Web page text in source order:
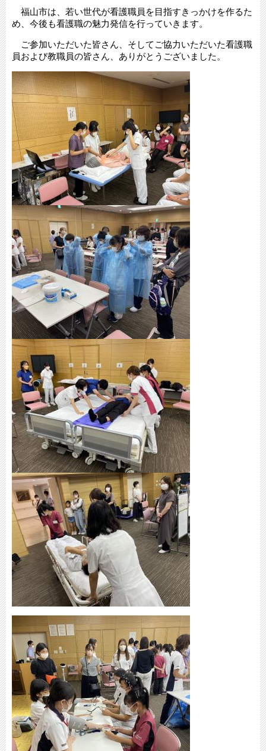
福山市は、若い世代が看護職員を目指すきっかけを作るた
め、今後も看護職の魅力発信を行っていきます。
ご参加いただいた皆さん、そしてご協力いただいた看護職
員および教職員の皆さん、ありがとうございました。